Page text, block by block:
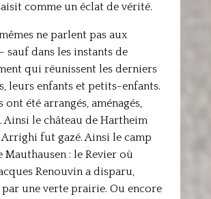
comme un éclat de vérité.
ne parlent pas aux
sauf dans les instants de
qui réunissent les derniers
leurs enfants et petits-enfants.
ont été arrangés, aménagés,
Ainsi le château de Hartheim
fut gazé. Ainsi le camp
Mauthausen : le Revier où
Renouvin a disparu,
une verte prairie. Ou encore